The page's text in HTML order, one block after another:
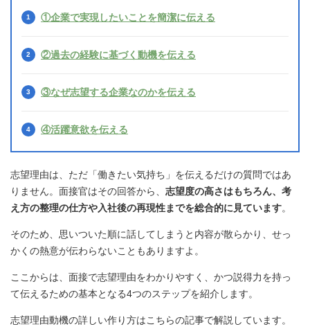
①企業で実現したいことを簡潔に伝える
②過去の経験に基づく動機を伝える
③なぜ志望する企業なのかを伝える
④活躍意欲を伝える
志望理由は、ただ「働きたい気持ち」を伝えるだけの質問ではあ
りません。面接官はその回答から、 志望度の高さはもちろん、考
え方の整理の仕方や入社後の再現性までを総合的に見ています。
そのため、思いついた順に話してしまうと内容が散らかり、せっ
かくの熱意が伝わらないこともありますよ。
ここからは、面接で志望理由をわかりやすく、かつ説得力を持っ
て伝えるための基本となる4つのステップを紹介します。
志望理由動機の詳しい作り方はこちらの記事で解説しています。